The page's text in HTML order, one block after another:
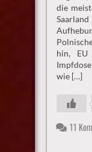
die
hin,
wie […]
11